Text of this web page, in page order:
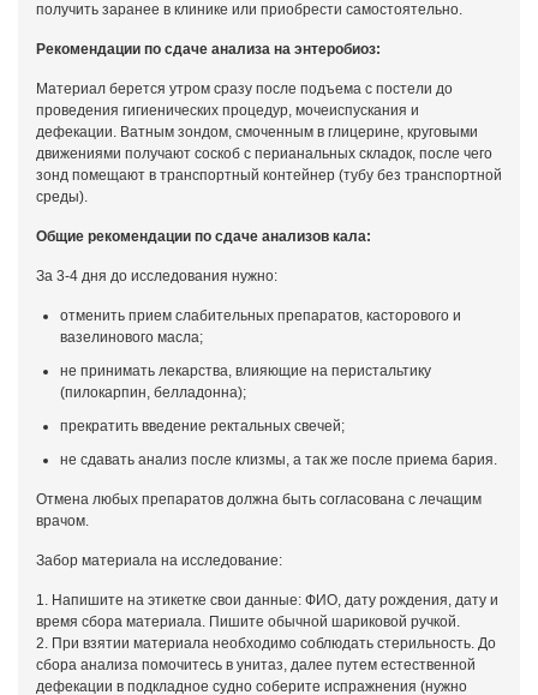
получить заранее в клинике или приобрести самостоятельно.
Рекомендации по сдаче анализа на энтеробиоз:
Материал берется утром сразу после подъема с постели до
проведения гигиенических процедур, мочеиспускания и
дефекации. Ватным зондом, смоченным в глицерине, круговыми
движениями получают соскоб с перианальных складок, после чего
зонд помещают в транспортный контейнер (тубу без транспортной
среды).
Общие рекомендации по сдаче анализов кала:
За 3-4 дня до исследования нужно:
отменить прием слабительных препаратов, касторового и
вазелинового масла;
не принимать лекарства, влияющие на перистальтику
(пилокарпин, белладонна);
прекратить введение ректальных свечей;
не сдавать анализ после клизмы, а так же после приема бария.
Отмена любых препаратов должна быть согласована с лечащим
врачом.
Забор материала на исследование:
1. Напишите на этикетке свои данные: ФИО, дату рождения, дату и
время сбора материала. Пишите обычной шариковой ручкой.
2. При взятии материала необходимо соблюдать стерильность. До
сбора анализа помочитесь в унитаз, далее путем естественной
дефекации в подкладное судно соберите испражнения (нужно